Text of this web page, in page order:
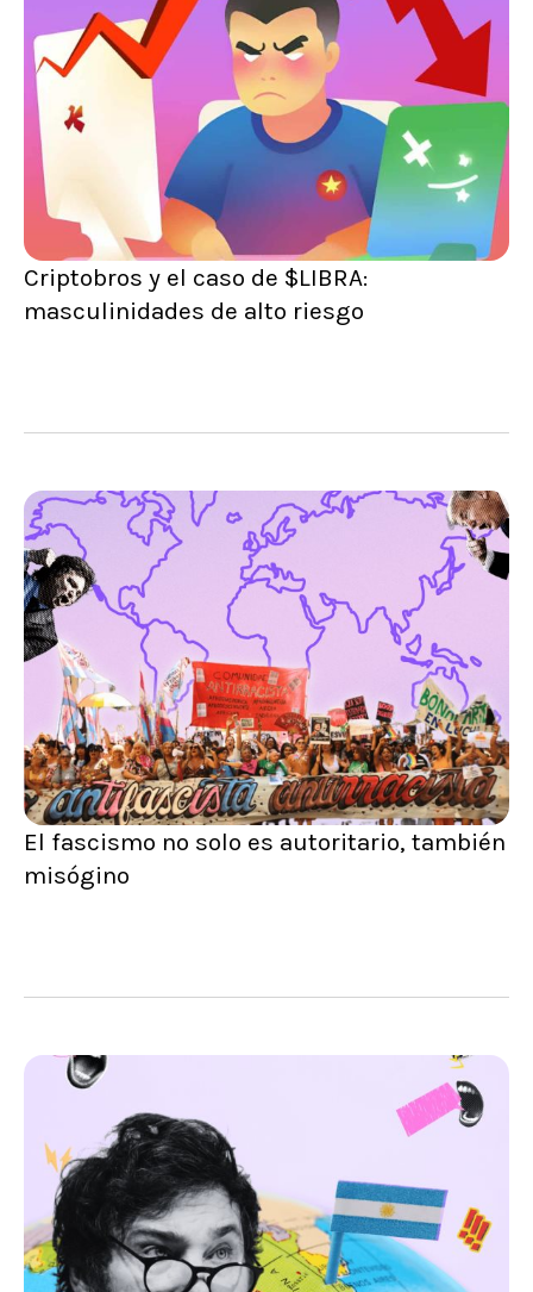
Criptobros y el caso de $LIBRA:
masculinidades de alto riesgo
El fascismo no solo es autoritario, también
misógino